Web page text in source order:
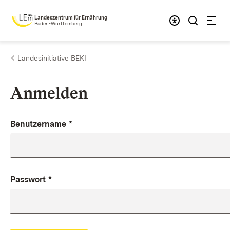
Zum Inhalt springen
Landeszentrum für Ernährung
Baden-Württemberg
Landesinitiative BEKI
Anmelden
Benutzername *
Passwort *